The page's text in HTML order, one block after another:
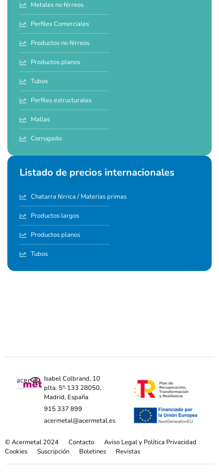
Metales no férreos
Perfiles Comerciales
Productos no férreos
Productos planos
Tubos
Perfiles estructurales
Mallas
Corrugado
Listado de precios internacionales
Chatarra férrica / Materias primas
Productos largos
Productos planos
Tubos
Isabel Colbrand, 10
plta. 5ª-133 28050,
Madrid, España
915 337 899
acermetal@acermetal.es
© Acermetal 2024 Contacto
Aviso Legal y Política Privacidad
Cookies
Suscripción Boletines Revistas